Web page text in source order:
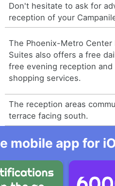
Don't hesitate to ask for
reception of your
The Phoenix-Metro Center
Suites also offers a free
free evening reception
shopping services.
The reception areas
terrace facing south.
mobile app for